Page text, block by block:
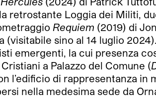
retrostante Loggia dei Militi,
Requiem (2019) di
(visitabile sino al 14 luglio
emergenti, la cui presenza
a Palazzo del Comune (
l’edificio di rappresentanza
nella medesima sede da